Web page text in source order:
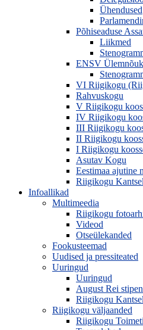
Ühendused
Põhiseaduse
Liikmed
ENSV
VI Riigikogu
Rahvuskogu
V Riigikogu
IV Riigikogu
III Riigikogu
II Riigikogu
I Riigikogu
Asutav Kogu
Eestimaa ajutine
Riigikogu
Infoallikad
Multimeedia
Riigikogu
Videod
Otseülekanded
Fookusteemad
Uudised ja pressiteated
Uuringud
Uuringud
August Rei
Riigikogu
Riigikogu väljaanded
Riigikogu